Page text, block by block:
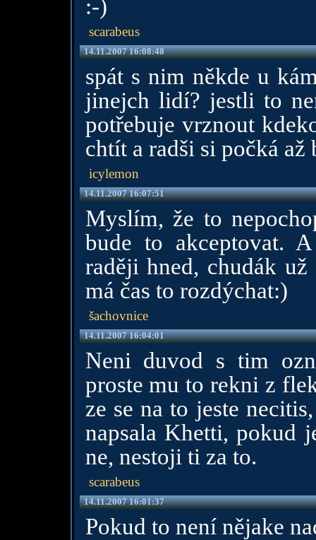
:-)
scarabeus
14.11.2007 16:08:48
spát s nim někde u
jinejch lidí? jestli to
potřebuje vrznout
chtít a radši si počká
icylemon
14.11.2007 16:07:51
Myslím, že to
bude to akceptovat.
raději hned, chudák
má čas to rozdýchat:)
šachovnice
14.11.2007 16:04:01
Neni duvod s tim
proste mu to rekni z
ze se na to jeste
napsala Khetti, pokud
ne, nestoji ti za to.
scarabeus
14.11.2007 16:01:37
Pokud to není nějake